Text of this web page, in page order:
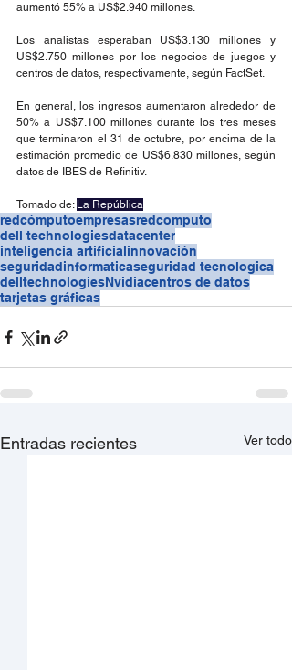
aumentó 55% a US$2.940 millones.
Los analistas esperaban US$3.130 millones y
US$2.750 millones por los negocios de juegos y
centros de datos, respectivamente, según FactSet.
En general, los ingresos aumentaron alrededor de
50% a US$7.100 millones durante los tres meses
que terminaron el 31 de octubre, por encima de la
estimación promedio de US$6.830 millones, según
datos de IBES de Refinitiv.
Tomado de: La República
redcómputoempresasredcomputo
dell technologiesdatacenter
inteligencia artificialinnovación
seguridadinformaticaseguridad tecnologica
delltechnologiesNvidiacentros de datos
tarjetas gráficas
Entradas recientes Ver todo